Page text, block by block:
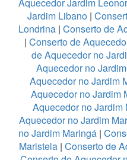
Jardim Libano |
Londrina| Conserto de
| Conserto de
de Aquecedor no
Aquecedor no
Aquecedor no Jardim
Aquecedor no Jardim
Aquecedor no Jardim
Aquecedor no Jardim
no Jardim Maringá|
Maristela| Conserto de